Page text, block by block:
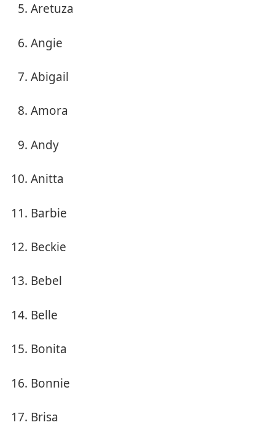
Aretuza
Angie
Abigail
Amora
Andy
Anitta
Barbie
Beckie
Bebel
Belle
Bonita
Bonnie
Brisa